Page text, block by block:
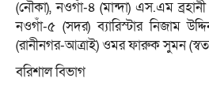
(নৌকা), নওগাঁ-৪ (মান্দা) এস.এম ব্রহানী
নওগাঁ-৫ (সদর) ব্যারিস্টার নিজাম
(রানীনগর-আত্রাই) ওমর ফারুক সুমন
বরিশাল বিভাগ